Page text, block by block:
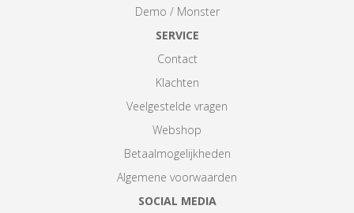
Demo / Monster
SERVICE
Contact
Klachten
Veelgestelde vragen
Webshop
Betaalmogelijkheden
Algemene voorwaarden
SOCIAL MEDIA